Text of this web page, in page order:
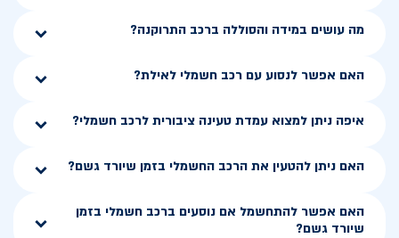
מה עושים במידה והסוללה ברכב התרוקנה?
האם אפשר לנסוע עם רכב חשמלי לאילת?
איפה ניתן למצוא עמדת טעינה ציבורית לרכב חשמלי?
האם ניתן להטעין את הרכב החשמלי בזמן שיורד גשם?
האם אפשר להתחשמל אם נוסעים ברכב חשמלי בזמן
שיורד גשם?